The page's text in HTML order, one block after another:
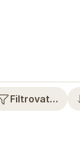
Filtrovat…